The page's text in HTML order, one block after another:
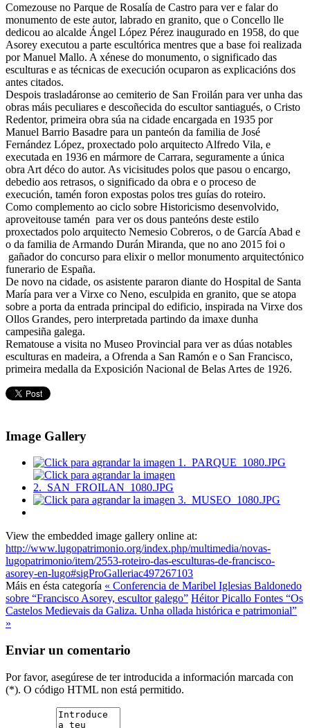
Comezouse no Parque de Rosalía de Castro para ver e falar do
monumento de este autor, labrado en granito, que o Concello lle
dedicou ao alcalde Ángel López Pérez inaugurado en 1958, do que
Asorey executou a parte escultórica mentres que a base foi realizada
por Manuel Mallo. A xénese do monumento, o significado das
esculturas e as técnicas de execución ocuparon as explicacións dos
antes citados.
Despois trasladáronse ao cemiterio de San Froilán para ver unha das
obras máis peculiares e descoñecida do escultor santiagués, o Cristo
Redentor, primeira obra súa na cidade encargada en 1935 por
Manuel Barrio Basadre para un panteón da familia de José
Fernández López, proxectado polo arquitecto Alfredo Vila, e
executada en 1936 en mármore de Carrara, seguramente a única
obra Art déco do autor. As vicisitudes polos que pasou o encargo,
debedio aos retrasos, o significado da obra e o proceso de
execución, tamén foron expostas polos tres guías do roteiro.
Como complemento ao ciclo sobre Historicismo desenvolvido,
aproveitouse tamén para ver os dous panteóns deste estilo
proxectados polo arquitecto Nemesio Cobreros, o de García Abad e
o da familia de Armando Durán Miranda, que no ano 2015 foi o
gañador do concurso para elixir o mellor monumento arquitectónico
funerario de España.
De novo na cidade, os asistente pararon diante do Hospital de Santa
María para ver a Virxe co Neno, esculpida en granito, que se atopa
sobre a porta da entrada principal do edificio, inspirada na Virxe dos
Ollos Grandes, pero interpretada partindo da imaxe dunha
campesiña galega.
Rematouse a visita no Museo Provincial para ver as dúas notables
esculturas en madeira, a Ofrenda a San Ramón e o San Francisco,
primeira medalla da Exposición Nacional de Belas Artes de 1926.
Image Gallery
View the embedded image gallery online at:
http://www.lugopatrimonio.org/index.php/multimedia/novas-
lugopatrimonio/item/2553-roteiro-das-esculturas-de-francisco-
asorey-en-lugo#sigProGalleriac497267103
Máis en ésta categoría « Conferencia de Maribel Iglesias Baldonedo
sobre “Francisco Asorey, escultor galego” Héitor Picallo Fontes “Os
Castelos Medievais da Galiza. Unha ollada histórica e patrimonial”
»
Enviar un comentario
Por favor, asegúrese de ter introducida a información marcada con
(*). O código HTML non está permitido.